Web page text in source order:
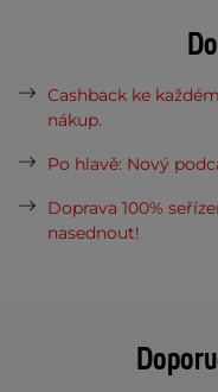
Cashback ke
nákup.
Po hlavě: Nový
Doprava 100%
nasednout!